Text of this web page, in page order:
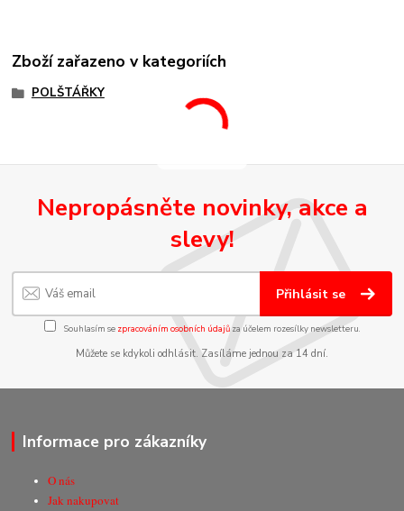
Zboží zařazeno v kategoriích
POLŠTÁŘKY
Nepropásněte novinky, akce a
slevy!
Přihlásit se
Souhlasím se zpracováním osobních údajůza účelem rozesílky newsletteru.
Můžete se kdykoli odhlásit. Zasíláme jednou za 14 dní.
Informace pro zákazníky
O nás
Jak nakupovat